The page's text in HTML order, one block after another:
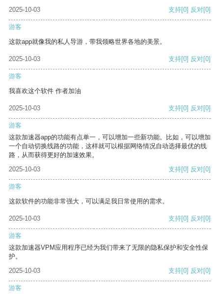
2025-10-03
支持[0] 反对[0]
游客
这款app就像我的私人导游，带我领略世界各地的美景。
2025-10-03 支持[0] 反对[0]
游客
我喜欢这个软件 作者加油
2025-10-03 支持[0] 反对[0]
游客
这款加速器app的功能有点单一，可以增加一些新功能。比如，可以增加
一个自动切换线路的功能，这样就可以根据网络情况自动选择最优的线
路，从而获得更好的加速效果。
2025-10-03
支持[0] 反对[0]
游客
这款软件的功能非常强大，可以满足我日常使用的需求。
2025-10-03 支持[0] 反对[0]
游客
这款加速器VPM应用程序已经为我们带来了无限的隐私保护和安全性保
护。
2025-10-03
支持[0] 反对[0]
游客